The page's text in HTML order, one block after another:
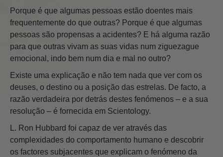
Porque é que algumas pessoas estão doentes mais
frequentemente do que outras? Porque é que algumas
pessoas são propensas a acidentes? E há alguma razão
para que outras vivam as suas vidas num ziguezague
emocional, indo bem num dia e mal no outro?
Existe uma explicação e não tem nada que ver com os
deuses, o destino ou a posição das estrelas. De facto, a
razão verdadeira por detrás destes fenómenos – e a sua
resolução – é fornecida em Scientology.
L. Ron Hubbard foi capaz de ver através das
complexidades do comportamento humano e descobrir
os factores subjacentes que explicam o fenómeno da